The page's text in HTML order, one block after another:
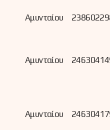
Αμυνταίου
Αμυνταίου
Αμυνταίου